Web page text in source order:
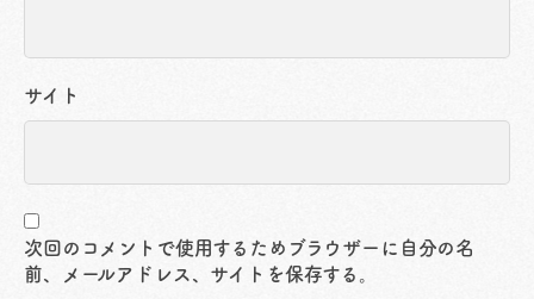
サイト
次回のコメントで使用するためブラウザーに自分の名
前、メールアドレス、サイトを保存する。